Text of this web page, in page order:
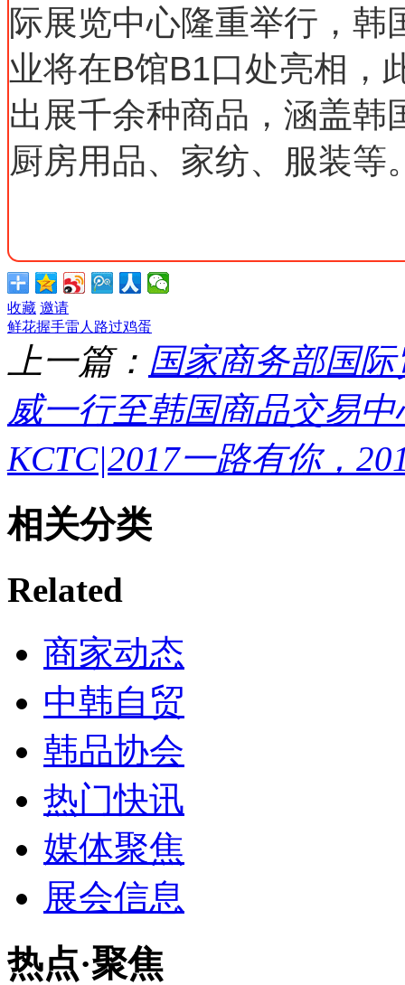
际展览中心隆重举行，
业将在B馆B1口处亮相，
出展千余种商品，涵盖韩
厨房用品、家纺、服装等
收藏 邀请
鲜花握手雷人 路过鸡蛋
上一篇： 国家商务部国
威一行至韩国商品交易
KCTC|2017一路有你，
相关分类
Related
商家动态
中韩自贸
韩品协会
热门快讯
媒体聚焦
展会信息
热点·聚焦